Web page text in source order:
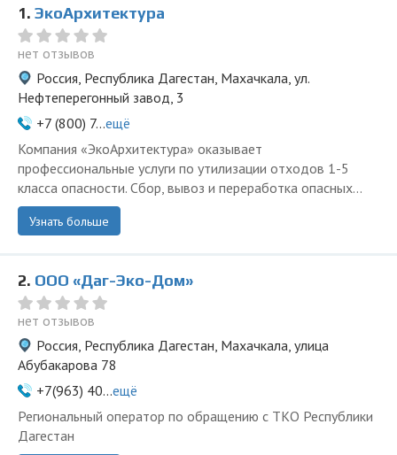
1. ЭкоАрхитектура
нет отзывов
Россия, Республика Дагестан, Махачкала, ул.
Нефтеперегонный завод, 3
+7 (800) 7...ещё
Компания «ЭкоАрхитектура» оказывает
профессиональные услуги по утилизации отходов 1-5
класса опасности. Сбор, вывоз и переработка опасных...
Узнать больше
2. ООО «Даг-Эко-Дом»
нет отзывов
Россия, Республика Дагестан, Махачкала, улица
Абубакарова 78
+7(963) 40...ещё
Региональный оператор по обращению с ТКО Республики
Дагестан